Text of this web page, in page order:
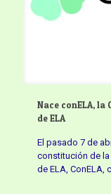
Nace conELA,
de ELA
El pasado 7 de
constitución de
de ELA, ConELA,